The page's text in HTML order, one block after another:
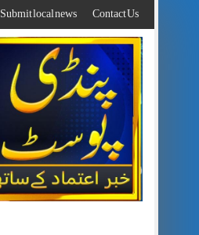
to
content
Contact Us
Submit local news